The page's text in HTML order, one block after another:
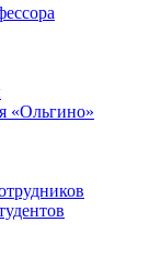
«Ольгино»